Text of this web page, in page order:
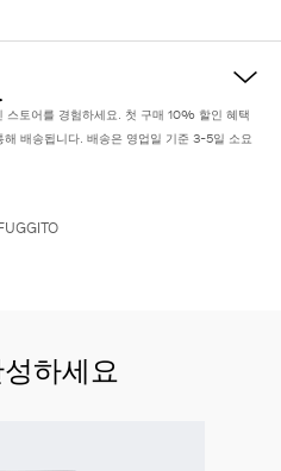
스토어를 경험하세요. 첫 구매 10% 할인 혜택
배송됩니다. 배송은 영업일 기준 3-5일 소요
하세요